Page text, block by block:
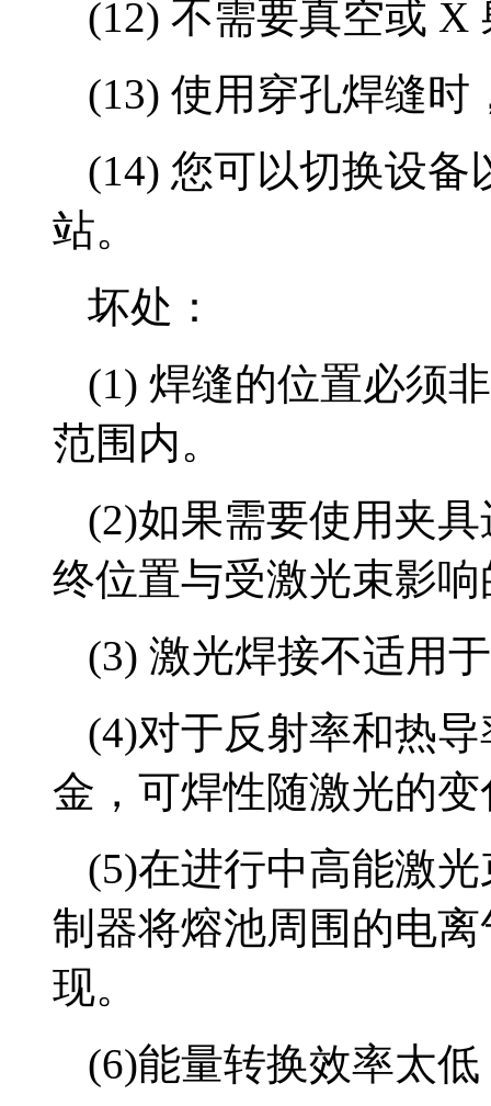
(12) 不需要真空或 X
(13) 使用穿孔焊缝时
(14) 您可以切换设
站。
坏处：
(1) 焊缝的位置必须
范围内。
(2)如果需要使用夹
终位置与受激光束影
(3) 激光焊接不适用
(4)对于反射率和热
金，可焊性随激光的
(5)在进行中高能激
制器将熔池周围的电
现。
(6)能量转换效率太